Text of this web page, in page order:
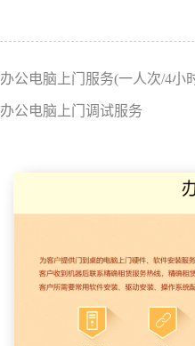
办公电脑上门服务(一人次/4小
办公电脑上门调试服务